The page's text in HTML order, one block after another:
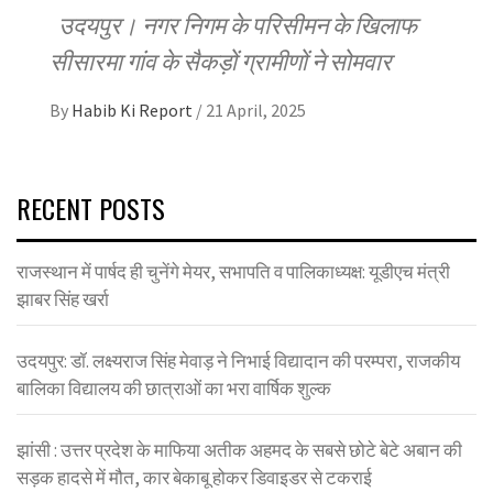
उदयपुर। नगर निगम के परिसीमन के खिलाफ
सीसारमा गांव के सैकड़ों ग्रामीणों ने सोमवार
By Habib Ki Report / 21 April, 2025
RECENT POSTS
राजस्थान में पार्षद ही चुनेंगे मेयर, सभापति व पालिकाध्यक्ष: यूडीएच मंत्री
झाबर सिंह खर्रा
उदयपुर: डॉ. लक्ष्यराज सिंह मेवाड़ ने निभाई विद्यादान की परम्परा, राजकीय
बालिका विद्यालय की छात्राओं का भरा वार्षिक शुल्क
झांसी : उत्तर प्रदेश के माफिया अतीक अहमद के सबसे छोटे बेटे अबान की
सड़क हादसे में मौत, कार बेकाबू होकर डिवाइडर से टकराई